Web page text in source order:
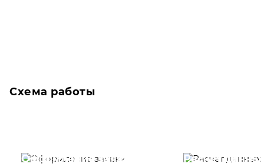
Схема работы
Оформление заявки Расчет